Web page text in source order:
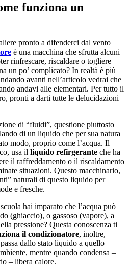
funziona un
pronto a difenderci dal vento
è una macchina che sfrutta alcuni
rinfrescare, riscaldare o togliere
un po’ complicato? In realtà è più
avanti nell’articolo vedrai che
andavi alle elementari. Per tutto il
pronti a darti tutte le delucidazioni
di “fluidi”, questione piuttosto
di un liquido che per sua natura
modo, proprio come l’acqua. Il
usa il liquido refirgerante che ha
il raffreddamento o il riscaldamento
situazioni. Questo macchinario,
naturali di questo liquido per
e fresche.
hai imparato che l’acqua può
(ghiaccio), o gassoso (vapore), a
pressione? Questa conoscenza ti
il condizionatore, inoltre,
dallo stato liquido a quello
mentre quando condensa –
– libera calore.